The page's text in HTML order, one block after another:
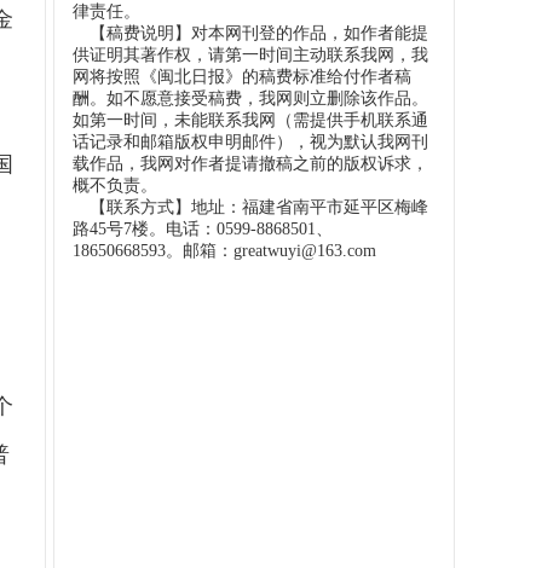
律责任。
【稿费说明】对本网刊登的作品，如作者能提
供证明其著作权，请第一时间主动联系我网，我
网将按照《闽北日报》的稿费标准给付作者稿
酬。如不愿意接受稿费，我网则立删除该作品。
如第一时间，未能联系我网（需提供手机联系通
话记录和邮箱版权申明邮件），视为默认我网刊
载作品，我网对作者提请撤稿之前的版权诉求，
概不负责。
【联系方式】地址：福建省南平市延平区梅峰
路45号7楼。电话：0599-8868501、
18650668593。邮箱：greatwuyi@163.com